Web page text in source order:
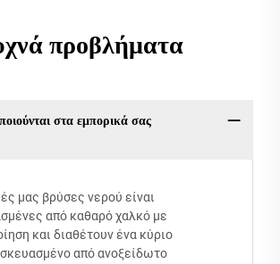
προβλήματα
στα εμπορικά σας
μας βρύσες νερού είναι
από καθαρό χαλκό με
και διαθέτουν ένα κύριο
από ανοξείδωτο